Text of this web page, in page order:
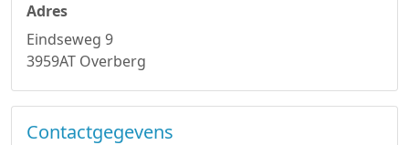
Adres
Eindseweg 9
3959AT Overberg
Contactgegevens